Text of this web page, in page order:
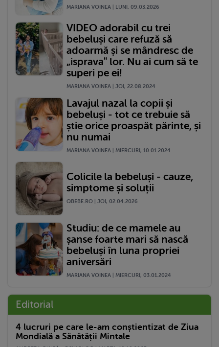
MARIANA VOINEA | LUNI, 09.03.2026
VIDEO adorabil cu trei
bebeluși care refuză să
adoarmă și se mândresc de
„isprava" lor. Nu ai cum să te
superi pe ei!
MARIANA VOINEA | JOI, 22.08.2024
Lavajul nazal la copii și
bebeluși - tot ce trebuie să
știe orice proaspăt părinte, și
nu numai
MARIANA VOINEA | MIERCURI, 10.01.2024
Colicile la bebeluși - cauze,
simptome și soluții
QBEBE.RO | JOI, 02.04.2026
Studiu: de ce mamele au
șanse foarte mari să nască
bebeluși în luna propriei
aniversări
MARIANA VOINEA | MIERCURI, 03.01.2024
Editorial
4 lucruri pe care le-am conștientizat de Ziua
Mondială a Sănătății Mintale